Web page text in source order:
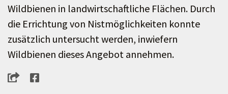
Wildbienen in landwirtschaftliche Flächen. Durch
die Errichtung von Nistmöglichkeiten konnte
zusätzlich untersucht werden, inwiefern
Wildbienen dieses Angebot annehmen.